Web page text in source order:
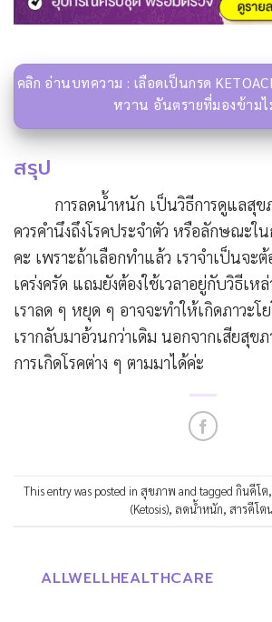
คลิก อ่านบทความ : เลือดเป็นกรด
หวาน อันตรายที่มองข้ามไ
สรุป
การลดน้ำหนัก เป็นวิธีการดูแลสุขภ
ควรคำนึงถึงโรคประจำตัว หรือลักษณะใ
คะ เพราะถ้าเลือกทำแล้ว เราจำเป็นจะ
เคร่งครัด แถมยังต้องใช้เวลาอยู่กับวิธีเ
เราลด ๆ หยุด ๆ อาจจะทำให้เกิดภาวะโ
เรากลับมาอ้วนกว่าเดิม นอกจากเสียสุข
การเกิดโรคต่าง ๆ ตามมาได้ค่ะ
This entry was posted in สุขภาพ and tagged กินคีโต,
(Ketosis), ลดน้ำหนัก, สารคีโต
ALLWELLHEALTHCARE